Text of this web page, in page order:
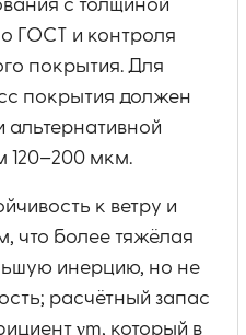
с толщиной
ГОСТ и контроля
покрытия. Для
покрытия должен
альтернативной
120–200 мкм.
к ветру и
что более тяжёлая
инерцию, но не
расчётный запас
γm, который в